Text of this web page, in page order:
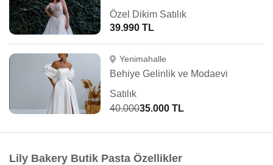
Özel Dikim Satılık
39.990 TL
Yenimahalle
Behiye Gelinlik ve Modaevi
Satılık
40.00035.000 TL
Lily Bakery Butik Pasta Özellikler